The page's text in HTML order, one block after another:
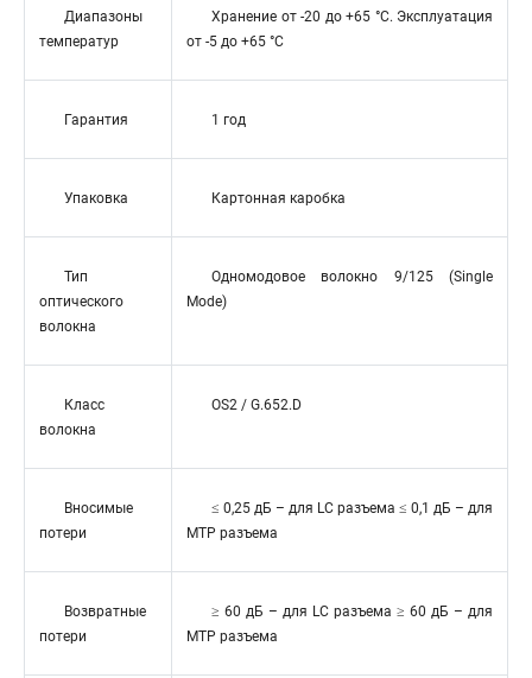
Диапазоны
температур
Хранение от -20 до +65 °C. Эксплуатация
от -5 до +65 °C
Гарантия 1 год
Упаковка Картонная каробка
Тип
оптического
волокна
Одномодовое волокно 9/125 (Single
Mode)
Класс
волокна
OS2 / G.652.D
Вносимые
потери
≤ 0,25 дБ – для LC разъема ≤ 0,1 дБ – для
MTP разъема
Возвратные
потери
≥ 60 дБ – для LC разъема ≥ 60 дБ – для
MTP разъема